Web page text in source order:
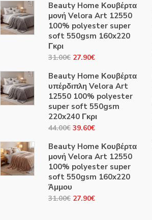
Beauty Home Κουβέρτα
μονή Velora Art 12550
100% polyester super
soft 550gsm 160x220
Γκρι
31.00€ Original
was:
31.00€.
27.90€Η
τιμή
είναι:
27.90€.
Beauty Home Κουβέρτα
υπέρδιπλη Velora Art
12550 100% polyester
super soft 550gsm
220x240 Γκρι
44.00€ Original
was:
44.00€.
39.60€Η
τιμή
είναι:
39.60€.
Beauty Home Κουβέρτα
μονή Velora Art 12550
100% polyester super
soft 550gsm 160x220
Άμμου
31.00€ Original
27.90€Η